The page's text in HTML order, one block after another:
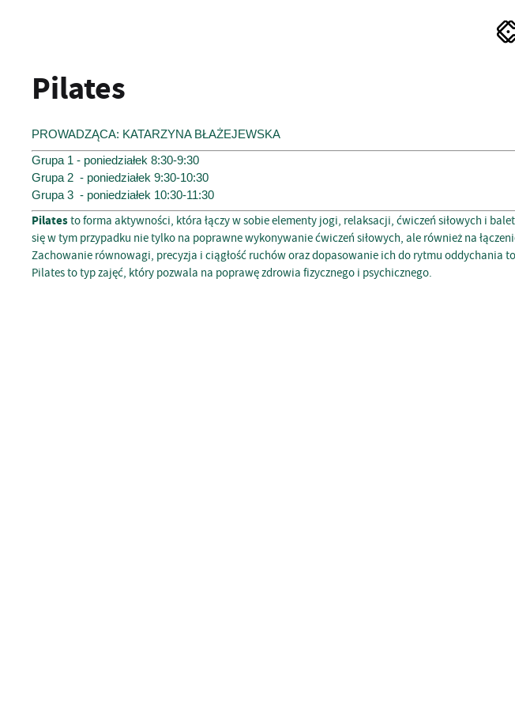
Pilates
PROWADZĄCA: KATARZYNA BŁAŻEJEWSKA
Grupa 1 - poniedziałek 8:30-9:30
Grupa 2 - poniedziałek 9:30-10:30
Grupa 3 - poniedziałek 10:30-11:30
Pilatesto forma aktywności, która łączy w sobie elementy jogi, relaksacji, ćwiczeń siłowych i
się w tym przypadku nie tylko na poprawne wykonywanie ćwiczeń siłowych, ale również na
Zachowanie równowagi, precyzja i ciągłość ruchów oraz dopasowanie ich do rytmu oddychania
Pilates to typ zajęć, który pozwala na poprawę zdrowia fizycznego i psychicznego.